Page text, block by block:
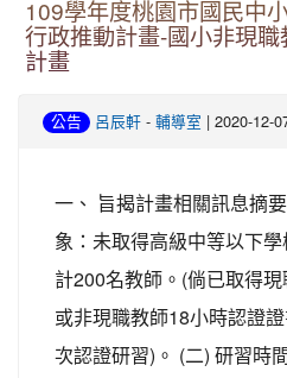
109學年度桃園市國民中
行政推動計畫-國小非現
計畫
公告 呂辰軒 - 輔導室 | 2020-12-
一、 旨揭計畫相關訊息摘
象：未取得高級中等以下
計200名教師。(倘已取得
或非現職教師18小時認證
次認證研習)。 (二) 研習時